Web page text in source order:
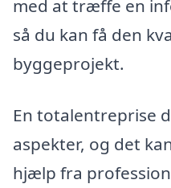
med at træffe en
så du kan få den
byggeprojekt.
En totalentreprise
aspekter, og det
hjælp fra